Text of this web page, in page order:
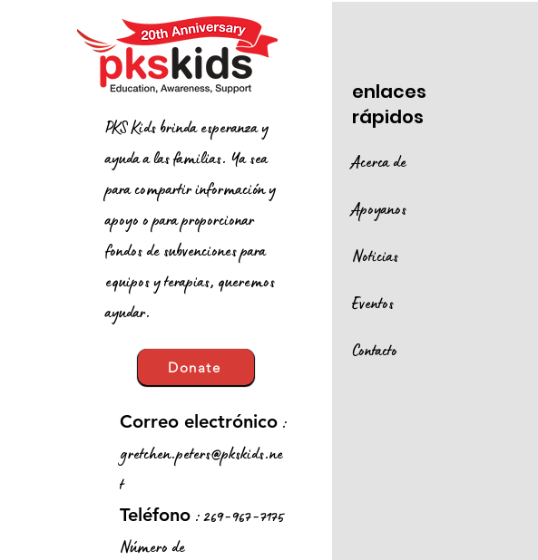
PKS Kids brinda esperanza y
ayuda a las familias. Ya sea
para compartir información y
apoyo o para proporcionar
fondos de subvenciones para
equipos y terapias, queremos
ayudar.
Donate
Correo electrónico :
gretchen.peters@pkskids.ne
t
Teléfono : 269-967-7175
Número de
enlaces
rápidos
Acerca de
Apoyanos
Noticias
Eventos
Contacto